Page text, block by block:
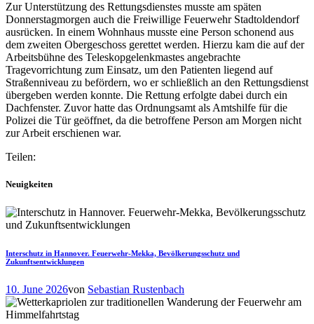
Zur Unterstützung des Rettungsdienstes musste am späten
Donnerstagmorgen auch die Freiwillige Feuerwehr Stadtoldendorf
ausrücken. In einem Wohnhaus musste eine Person schonend aus
dem zweiten Obergeschoss gerettet werden. Hierzu kam die auf der
Arbeitsbühne des Teleskopgelenkmastes angebrachte
Tragevorrichtung zum Einsatz, um den Patienten liegend auf
Straßenniveau zu befördern, wo er schließlich an den Rettungsdienst
übergeben werden konnte. Die Rettung erfolgte dabei durch ein
Dachfenster. Zuvor hatte das Ordnungsamt als Amtshilfe für die
Polizei die Tür geöffnet, da die betroffene Person am Morgen nicht
zur Arbeit erschienen war.
Teilen:
Neuigkeiten
Interschutz in Hannover. Feuerwehr-Mekka, Bevölkerungsschutz und
Zukunftsentwicklungen
10. June 2026von Sebastian Rustenbach